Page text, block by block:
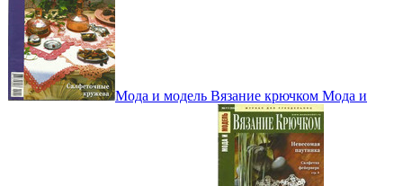
Мода и модель Вязание крючком Мода и